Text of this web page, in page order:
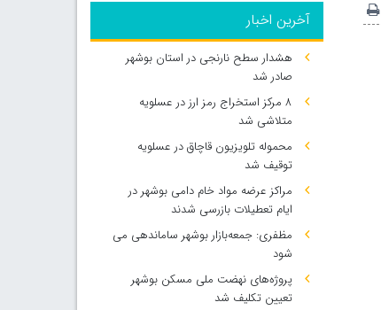
آخرین اخبار
هشدار سطح نارنجی در استان بوشهر
صادر شد
۸ مرکز استخراج رمز ارز در عسلویه
متلاشی شد
محموله تلویزیون قاچاق در عسلویه
توقیف شد
مراکز عرضه مواد خام دامی بوشهر در
ایام تعطیلات بازرسی شدند
مظفری: جمعه‌بازار بوشهر ساماندهی می‌
شود
پروژه‌های نهضت ملی مسکن بوشهر
تعیین تکلیف شد